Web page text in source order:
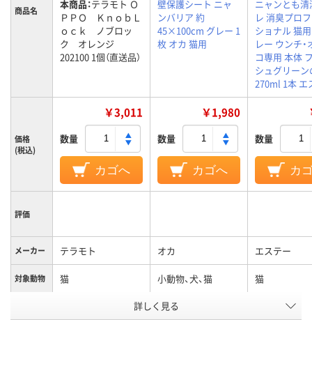
商品名 本商品：テラモト Ｏ
ＰＰＯ ＫｎｏｂＬ
ｏｃｋ ノブロッ
ク オレンジ
202100 1個（直送品）
壁保護シート ニャ
ンバリア 約
45×100cm グレー 1
枚 オカ 猫用
ニャンとも
レ 消臭プロ
ショナル 猫
レー ウンチ・
コ専用 本体
シュグリー
270ml 1本 エ
価格
(税込)
￥3,011
数量
カゴへ
￥1,980
数量
カゴへ
数量
カ
評価
メーカー テラモト オカ エステー
対象動物 猫 小動物、犬、猫 猫
詳しく見る